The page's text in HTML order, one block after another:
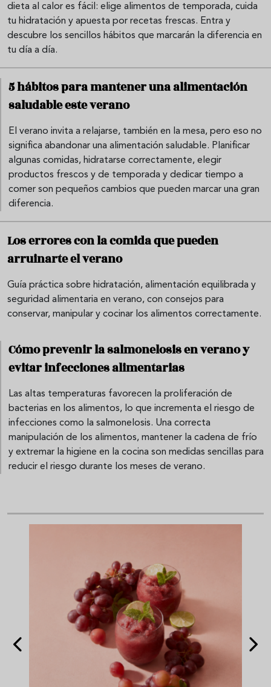
dieta al calor es fácil: elige alimentos de temporada, cuida
tu hidratación y apuesta por recetas frescas. Entra y
descubre los sencillos hábitos que marcarán la diferencia en
tu día a día.
5 hábitos para mantener una alimentación
saludable este verano
El verano invita a relajarse, también en la mesa, pero eso no
significa abandonar una alimentación saludable. Planificar
algunas comidas, hidratarse correctamente, elegir
productos frescos y de temporada y dedicar tiempo a
comer son pequeños cambios que pueden marcar una gran
diferencia.
Los errores con la comida que pueden
arruinarte el verano
Guía práctica sobre hidratación, alimentación equilibrada y
seguridad alimentaria en verano, con consejos para
conservar, manipular y cocinar los alimentos correctamente.
Cómo prevenir la salmonelosis en verano y
evitar infecciones alimentarias
Las altas temperaturas favorecen la proliferación de
bacterias en los alimentos, lo que incrementa el riesgo de
infecciones como la salmonelosis. Una correcta
manipulación de los alimentos, mantener la cadena de frío
y extremar la higiene en la cocina son medidas sencillas para
reducir el riesgo durante los meses de verano.